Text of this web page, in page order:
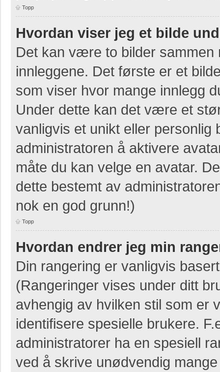
Topp
Hvordan viser jeg et bilde
Det kan være to bilder
innleggene. Det første er et
som viser hvor mange innlegg
Under dette kan det være et
vanligvis et unikt eller personlig
administratoren å aktivere
måte du kan velge en avatar.
dette bestemt av
nok en god grunn!)
Topp
Hvordan endrer jeg min
Din rangering er vanligvis
(Rangeringer vises under ditt
avhengig av hvilken stil som er
identifisere spesielle brukere.
administratorer ha en spesiell
ved å skrive unødvendig